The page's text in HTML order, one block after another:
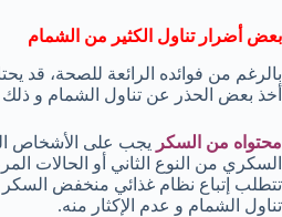
بعض أضرار تناول الكثير من الشمام
بالرغم من فوائده الرائعة للصحة، قد
أخذ بعض الحذر عن تناول الشمام و
محتواه من السكر يجب على الأشخاص
السكري من النوع الثاني أو الحالات
تتطلب إتباع نظام غذائي منخفض السكر
تناول الشمام و عدم الإكثار منه.